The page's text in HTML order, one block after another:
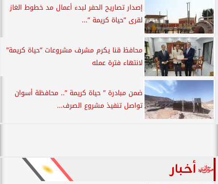
إصدار تصاريح الحفر لبدء أعمال مد خطوط الغاز
لقرى ”حياة كريمة ”...
محافظ قنا يكرم مشرف مشروعات ”حياة كريمة”
لانتهاء فترة عمله
ضمن مبادرة ” حياة كريمة ”.. محافظة أسوان
تواصل تنفيذ مشروع الصرف...
أخبار